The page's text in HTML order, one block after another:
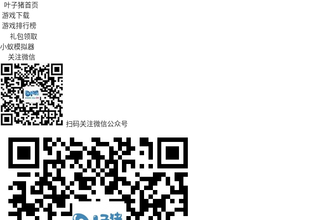
叶子猪首页
游戏下载
游戏排行榜
礼包领取
小蚁模拟器
关注微信
扫码关注微信公众号